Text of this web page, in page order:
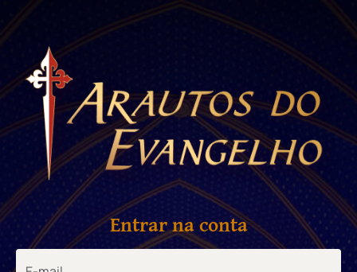
Entrar na conta